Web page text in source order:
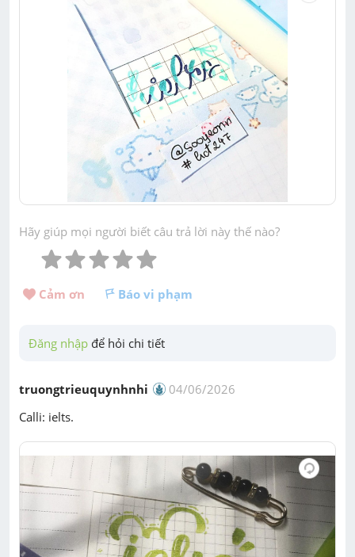
Hãy giúp mọi người biết câu trả lời này thế nào?
Cảm ơn Báo vi phạm
Đăng nhập để hỏi chi tiết
truongtrieuquynhnhi
04/06/2026
Calli: ielts.